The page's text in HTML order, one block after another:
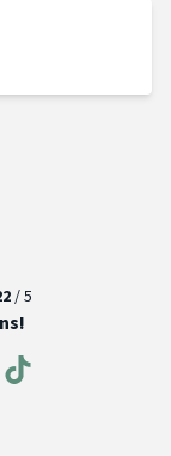
/ 5